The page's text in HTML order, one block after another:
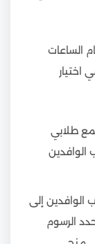
الساعات
اختيار
طلابي
الوافدين
الوافدين إلى
الرسوم